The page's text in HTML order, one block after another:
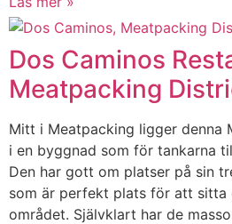
Dos Caminos
Meatpacking
Mitt i Meatpacking ligger denna
i en byggnad som för tankarna
Den har gott om platser på sin
som är perfekt plats för att
området. Självklart har de